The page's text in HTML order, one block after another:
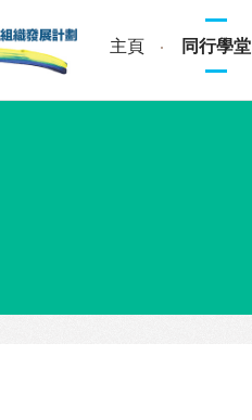
主頁
同行學堂